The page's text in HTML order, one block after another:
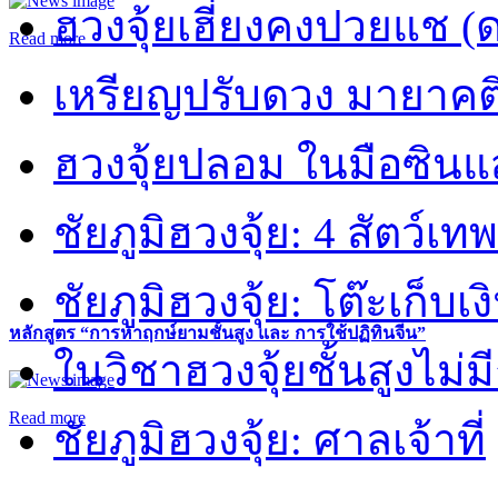
Read more
หลักสูตร “การหาฤกษ์ยามชั้นสูง และ การใช้ปฏิทินจีน”
Read more
ฮวงจุ้ยเฮี่ยงคงปวยแช (
เหรียญปรับดวง มายา
ฮวงจุ้ยปลอม ในมือซิน
ชัยภูมิฮวงจุ้ย: 4 สัตว์เทพ
ชัยภูมิฮวงจุ้ย: โต๊ะเก็บเ
ในวิชาฮวงจุ้ยชั้นสูงไม่
ชัยภูมิฮวงจุ้ย: ศาลเจ้าที่